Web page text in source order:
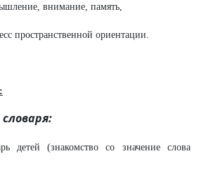
внимание, память,
пространственной ориентации.
детей (знакомство со значение слова